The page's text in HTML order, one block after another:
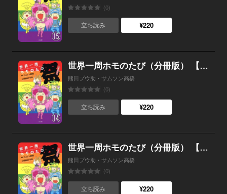
(0)
立ち読み ¥220
世界一周ホモのたび（分冊版） 【第14話】
熊田プウ助・サムソン高橋
(0)
立ち読み ¥220
世界一周ホモのたび（分冊版） 【第13話】
熊田プウ助・サムソン高橋
(0)
立ち読み ¥220